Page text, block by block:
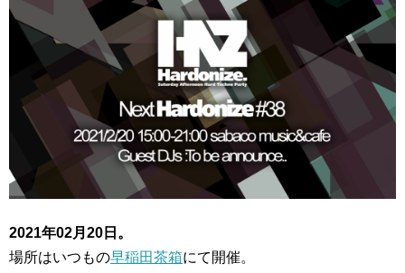
2021年02月20日。
場所はいつもの早稲田茶箱にて開催。